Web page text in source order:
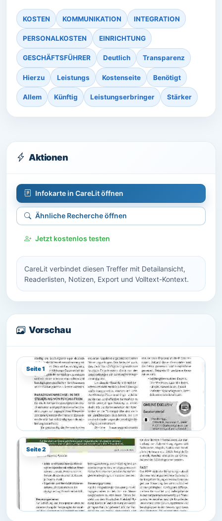
KOSTEN KOMMUNIKATION INTEGRATION
PERSONALKOSTEN EINRICHTUNG
GESCHÄFTSFÜHRER Deutlich Transparenz
Hierzu Leistungs Kostenseite Benötigt
Allem Künftig Leistungserbringer Stärker
Aktionen
Infokarte in CareLit öffnen
Ähnliche Recherche öffnen
Jetzt kostenlos testen
CareLit verbindet diesen Treffer mit Detailansicht,
Readerlisten, Notizen, Export und Volltext-Kontext.
Vorschau
Seite 1
Seite 2